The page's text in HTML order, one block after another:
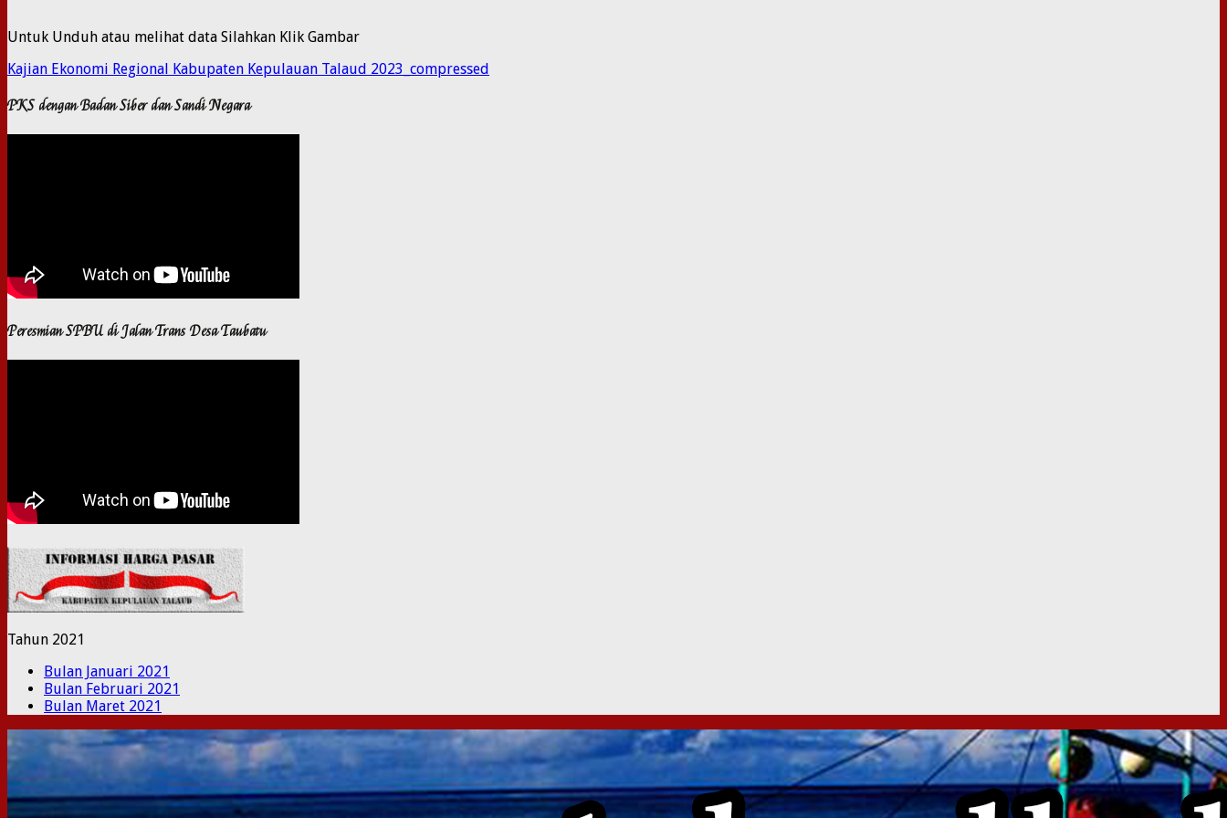
Untuk Unduh atau melihat data Silahkan Klik Gambar
Kajian Ekonomi Regional Kabupaten Kepulauan Talaud 2023_compressed
PKS dengan Badan Siber dan Sandi Negara
Peresmian SPBU di Jalan Trans Desa Taubatu
Tahun 2021
Bulan Januari 2021
Bulan Februari 2021
Bulan Maret 2021